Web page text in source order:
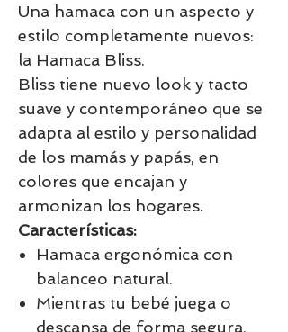
Una hamaca con un aspecto y
estilo completamente nuevos:
la Hamaca Bliss.
Bliss tiene nuevo look y tacto
suave y contemporáneo que se
adapta al estilo y personalidad
de los mamás y papás, en
colores que encajan y
armonizan los hogares.
Características:
Hamaca ergonómica con
balanceo natural.
Mientras tu bebé juega o
descansa de forma segura,